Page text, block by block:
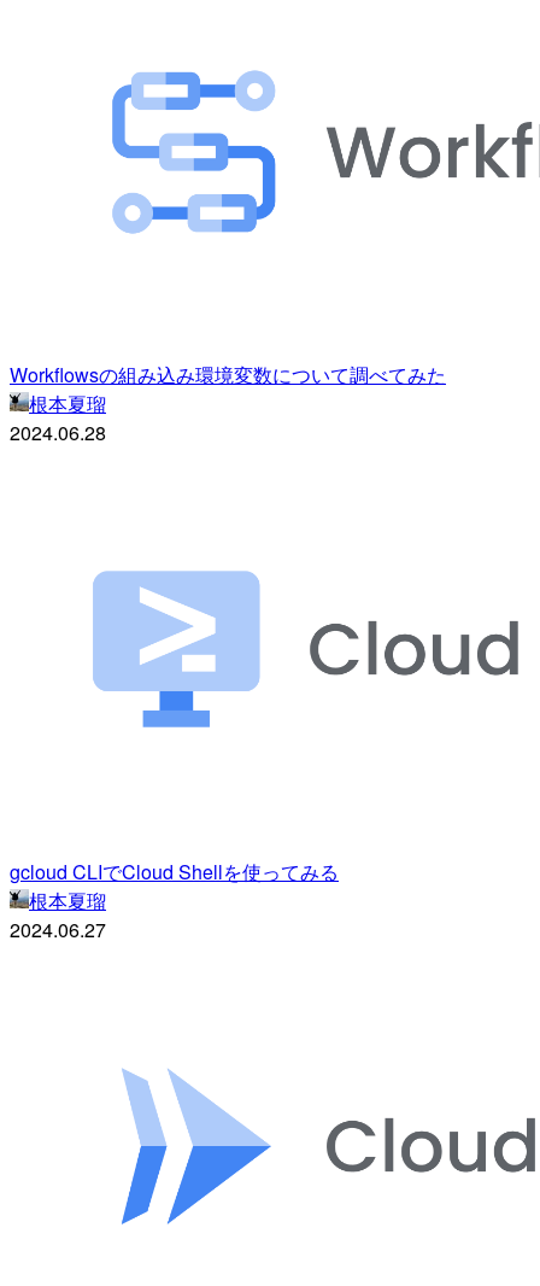
Workflowsの組み込み環境変数について調べてみた
根本夏瑠
2024.06.28
gcloud CLIでCloud Shellを使ってみる
根本夏瑠
2024.06.27